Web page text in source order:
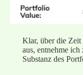
Klar, über die
aus, entnehme
Substanz des